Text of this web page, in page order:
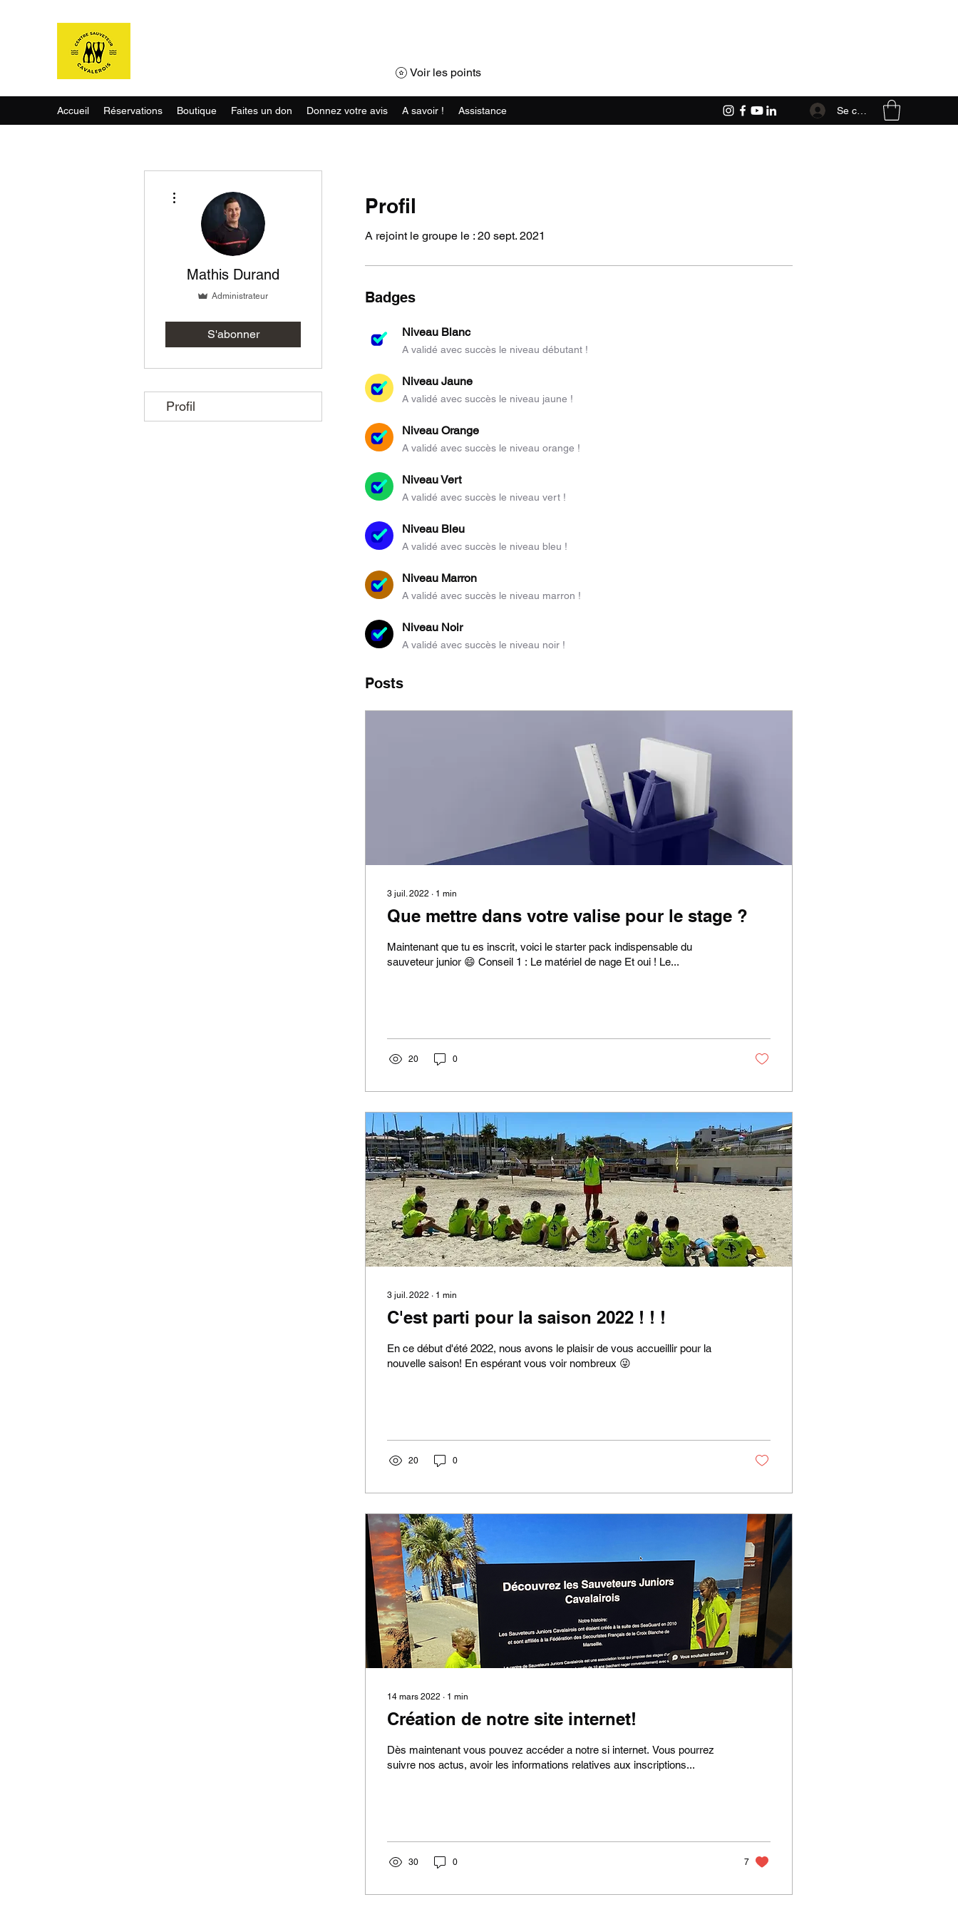
Voir les points
Accueil Réservations Boutique Faites un don Donnez votre avis A savoir ! Assistance Se connecter
Profil
A rejoint le groupe le : 20 sept. 2021
Badges
Niveau Blanc
A validé avec succès le niveau débutant !
Niveau Jaune
A validé avec succès le niveau jaune !
Niveau Orange
A validé avec succès le niveau orange !
Niveau Vert
A validé avec succès le niveau vert !
Niveau Bleu
A validé avec succès le niveau bleu !
Niveau Marron
A validé avec succès le niveau marron !
Niveau Noir
A validé avec succès le niveau noir !
Posts
3 juil. 2022 ∙ 1 min
Que mettre dans votre valise pour le stage ?
Maintenant que tu es inscrit, voici le starter pack indispensable du
sauveteur junior 😄 Conseil 1 : Le matériel de nage Et oui ! Le...
20 0
3 juil. 2022 ∙ 1 min
C'est parti pour la saison 2022 ! ! !
En ce début d'été 2022, nous avons le plaisir de vous accueillir pour la
nouvelle saison! En espérant vous voir nombreux 😜
20 0
14 mars 2022 ∙ 1 min
Création de notre site internet!
Dès maintenant vous pouvez accéder a notre si internet. Vous pourrez
suivre nos actus, avoir les informations relatives aux inscriptions...
30 0 7
Mathis Durand
Administrateur
Niveau Orange
Niveau Vert
Niveau Noir
+4
S'abonner
Profil